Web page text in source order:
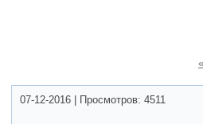
07-12-2016 Просмотров: 4511